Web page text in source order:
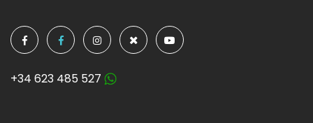
+34 623 485 527